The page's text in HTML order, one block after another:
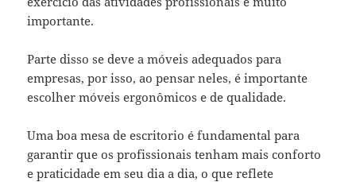
importante.
Parte disso se deve a móveis adequados para
empresas, por isso, ao pensar neles, é importante
escolher móveis ergonômicos e de qualidade.
Uma boa mesa de escritorio é fundamental para
garantir que os profissionais tenham mais conforto
e praticidade em seu dia a dia, o que reflete